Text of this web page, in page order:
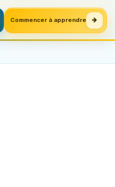
Commencer à apprendre